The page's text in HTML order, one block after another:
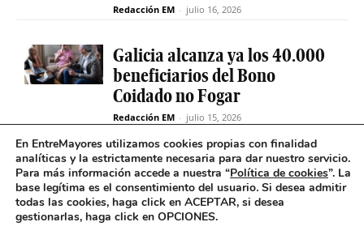
Redacción EM - julio 16, 2026
Galicia alcanza ya los 40.000
beneficiarios del Bono
Coidado no Fogar
Redacción EM - julio 15, 2026
Fabiola García destaca el
compromiso de la Xunta de
Galicia con el SAF
En EntreMayores utilizamos cookies propias con finalidad
analíticas y la estrictamente necesaria para dar nuestro servicio.
Para más información accede a nuestra “Política de cookies”. La
base legítima es el consentimiento del usuario. Si desea admitir
todas las cookies, haga click en ACEPTAR, si desea
gestionarlas, haga click en OPCIONES.